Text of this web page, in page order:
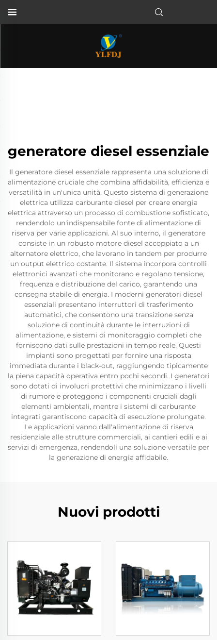
generatore diesel essenziale
Il generatore diesel essenziale rappresenta una soluzione di
alimentazione cruciale che combina affidabilità, efficienza e
versatilità in un'unica unità. Questo sistema di generazione
elettrica utilizza carburante diesel per creare energia
elettrica attraverso un processo di combustione sofisticato,
rendendolo un'indispensabile fonte di alimentazione di
riserva per varie applicazioni. Al suo interno, il generatore
consiste in un robusto motore diesel accoppiato a un
alternatore elettrico, che lavorano in tandem per produrre
un output elettrico costante. Il sistema incorpora controlli
elettronici avanzati che monitorano e regolano tensione,
frequenza e distribuzione del carico, garantendo una
consegna stabile di energia. I moderni generatori diesel
essenziali presentano interruttori di trasferimento
automatici, che consentono una transizione senza
soluzione di continuità durante le interruzioni di
alimentazione, e sistemi di monitoraggio completi che
forniscono dati sulle prestazioni in tempo reale. Questi
impianti sono progettati per fornire una risposta
immediata durante i black-out, raggiungendo tipicamente
la piena capacità operativa entro pochi secondi. I generatori
sono dotati di involucri protettivi che minimizzano i livelli
di rumore e proteggono i componenti cruciali dagli
elementi ambientali, mentre i sistemi di carburante
integrati garantiscono capacità di esecuzione prolungate.
Le applicazioni vanno dall'alimentazione di riserva
residenziale alle strutture commerciali, ai cantieri edili e ai
servizi di emergenza, rendendoli una soluzione versatile per
la generazione di energia affidabile.
Nuovi prodotti